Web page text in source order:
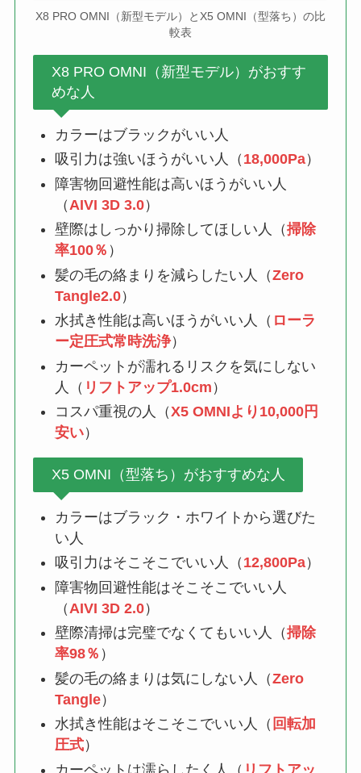
X8 PRO OMNI（新型モデル）とX5 OMNI（型落ち）の比
較表
X8 PRO OMNI（新型モデル）がおすす
めな人
カラーはブラックがいい人
吸引力は強いほうがいい人（ 18,000Pa）
障害物回避性能は高いほうがいい人
（ AIVI 3D 3.0）
壁際はしっかり掃除してほしい人（掃除
率100％ ）
髪の毛の絡まりを減らしたい人（Zero
Tangle2.0）
水拭き性能は高いほうがいい人（ ローラ
ー定圧式常時洗浄）
カーペットが濡れるリスクを気にしない
人（ リフトアップ1.0cm ）
コスパ重視の人（X5 OMNIより10,000円
安い）
X5 OMNI（型落ち）がおすすめな人
カラーはブラック・ホワイトから選びた
い人
吸引力はそこそこでいい人（ 12,800Pa）
障害物回避性能はそこそこでいい人
（ AIVI 3D 2.0）
壁際清掃は完璧でなくてもいい人（掃除
率98％ ）
髪の毛の絡まりは気にしない人（Zero
Tangle）
水拭き性能はそこそこでいい人（ 回転加
圧式）
カーペットは濡らしたく人（ リフトアッ